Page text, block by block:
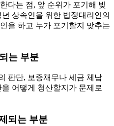
다는 점, 앞 순위가 포기해 빚
상속인을 위한 법정대리인의
을 하고 누가 포기할지 맞추는
는 부분
판단, 보증채무나 세금 체납
어떻게 청산할지가 문제로
되는 부분